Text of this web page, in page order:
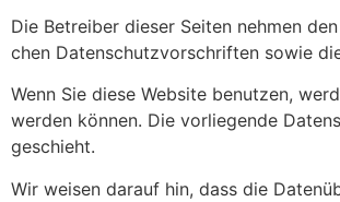
Die Betreiber dieser Seiten nehmen
chen Daten­schutz­vor­schriften sowie
Wenn Sie diese Website benutzen,
werden können. Die vorlie­gende
geschieht.
Wir weisen darauf hin, dass die